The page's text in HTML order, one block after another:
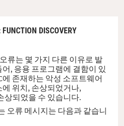
FUNCTION DISCOVERY
류는 몇 가지 다른 이유로 발
, 응용 프로그램에 결함이 있
존재하는 악성 소프트웨어
위치, 손상되었거나,
상되었을 수 있습니다.
오류 메시지는 다음과 같습니